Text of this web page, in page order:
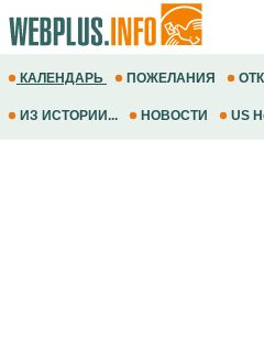
КАЛЕНДАРЬ ПОЖЕЛАНИЯ
ИЗ ИСТОРИИ... НОВОСТИ US